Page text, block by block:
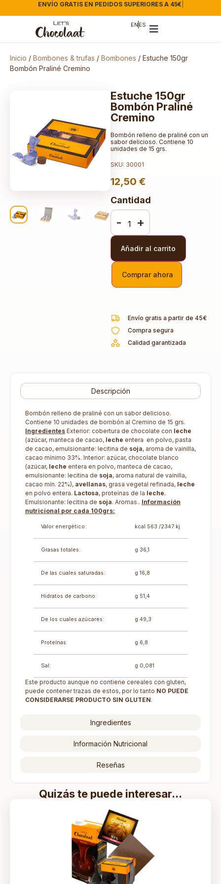
ENVÍO GRATIS EN PEDIDOS SUPERIORES A 45€
EN ES
Inicio / Bombones & trufas / Bombones / Estuche 150gr
Bombón Praliné Cremino
Estuche 150gr
Bombón Praliné
Cremino
Bombón relleno de praliné con un
sabor delicioso. Contiene 10
unidades de 15 grs.
SKU: 30001
12,50 €
Cantidad
- +
Añadir al carrito
Comprar ahora
Envío gratis a partir de 45€
Compra segura
Calidad garantizada
Descripción
Ingredientes
Información Nutricional
Reseñas
Bombón relleno de praliné con un sabor delicioso.
Contiene 10 unidades de bombón al Cremino de 15 grs.
Ingredientes Exterior: cobertura de chocolate con leche
(azúcar, manteca de cacao, leche entera en polvo, pasta
de cacao, emulsionante: lecitina de soja, aroma de vainilla,
cacao mínimo 33%. Interior: azúcar, chocolate blanco
(azúcar, leche entera en polvo, manteca de cacao,
emulsionante: lecitina de soja, aroma natural de vainilla,
cacao mín. 22%), avellanas, grasa vegetal refinada, leche
en polvo entera. Lactosa, proteínas de la leche.
Emulsionante: lecitina de soja. Aromas.. Información
nutricional por cada 100grs:
Valor energético: kcal 563 /2347 kj
Grasas totales: g 36,1
De las cuales saturadas: g 16,8
Hidratos de carbono: g 51,4
De los cuales azúcares: g 49,3
Proteínas: g 6,8
Sal: g 0,081
Este producto aunque no contiene cereales con gluten,
puede contener trazas de estos, por lo tanto NO PUEDE
CONSIDERARSE PRODUCTO SIN GLUTEN.
Quizás te puede interesar...